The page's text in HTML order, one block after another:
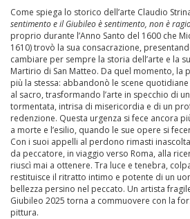
Come spiega lo storico dell’arte Claudio
sentimento e il Giubileo è sentimento, non è
proprio durante l’Anno Santo del 1600 che
1610) trovò la sua consacrazione,
cambiare per sempre la storia dell’arte e la
Martirio di San Matteo. Da quel momento, la
più la stessa: abbandonò le scene
al sacro, trasformando l’arte in specchio di
tormentata, intrisa di misericordia e di un
redenzione. Questa urgenza si fece ancora
a morte e l’esilio, quando le sue opere si
Con i suoi appelli al perdono rimasti
da peccatore, in viaggio verso Roma, alla
riuscì mai a ottenere. Tra luce e tenebra,
restituisce il ritratto intimo e potente di un
bellezza persino nel peccato. Un artista
Giubileo 2025 torna a commuovere con la
pittura.